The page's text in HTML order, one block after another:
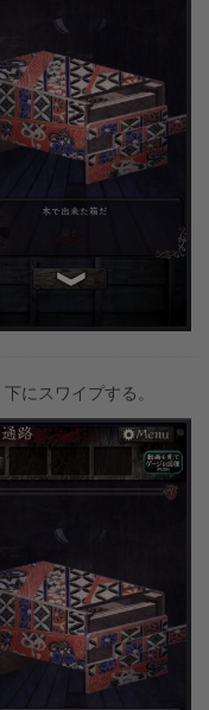
にスワイプする。